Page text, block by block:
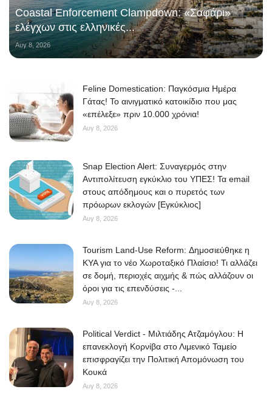
Coastal Enforcement Clampdown: «Σαφάρι»
ελέγχων στις ελληνικές...
Αυγ 8, 2026
Feline Domestication: Παγκόσμια Ημέρα
Γάτας! Το αινιγματικό κατοικίδιο που μας
«επέλεξε» πριν 10.000 χρόνια!
Αυγ 8, 2026
Snap Election Alert: Συναγερμός στην
Αντιπολίτευση εγκύκλιο του ΥΠΕΣ! Τα email
στους απόδημους και ο πυρετός των
πρόωρων εκλογών [Εγκύκλιος]
Αυγ 8, 2026
Tourism Land-Use Reform: Δημοσιεύθηκε η
ΚΥΑ για το νέο Χωροταξικό Πλαίσιο! Τι αλλάζει
σε δομή, περιοχές αιχμής & πώς αλλάζουν οι
όροι για τις επενδύσεις -...
Αυγ 8, 2026
Political Verdict - Μιλτιάδης Ατζαμόγλου: Η
επανεκλογή Κορνίβα στο Λιμενικό Ταμείο
επισφραγίζει την Πολιτική Απομόνωση του
Κουκά
Αυγ 8, 2026